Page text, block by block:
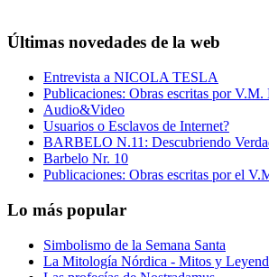
Últimas novedades de la web
Entrevista a NICOLA TESLA
Publicaciones: Obras escritas por
Audio&Video
Usuarios o Esclavos de Internet?
BARBELO N.11: Descubriendo
Barbelo Nr. 10
Publicaciones: Obras escritas por el
Lo más popular
Simbolismo de la Semana Santa
La Mitología Nórdica - Mitos y